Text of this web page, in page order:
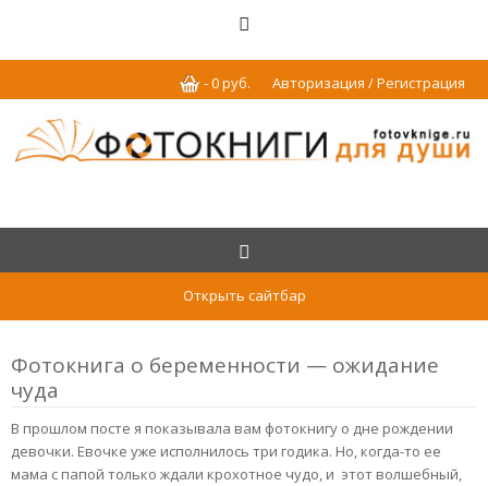
Авторизация / Регистрация
-0руб.
Открыть сайтбар
Фотокнига о беременности — ожидание
чуда
В прошлом посте я показывала вам фотокнигу о дне рождении
девочки. Евочке уже исполнилось три годика. Но, когда-то ее
мама с папой только ждали крохотное чудо, и этот волшебный,